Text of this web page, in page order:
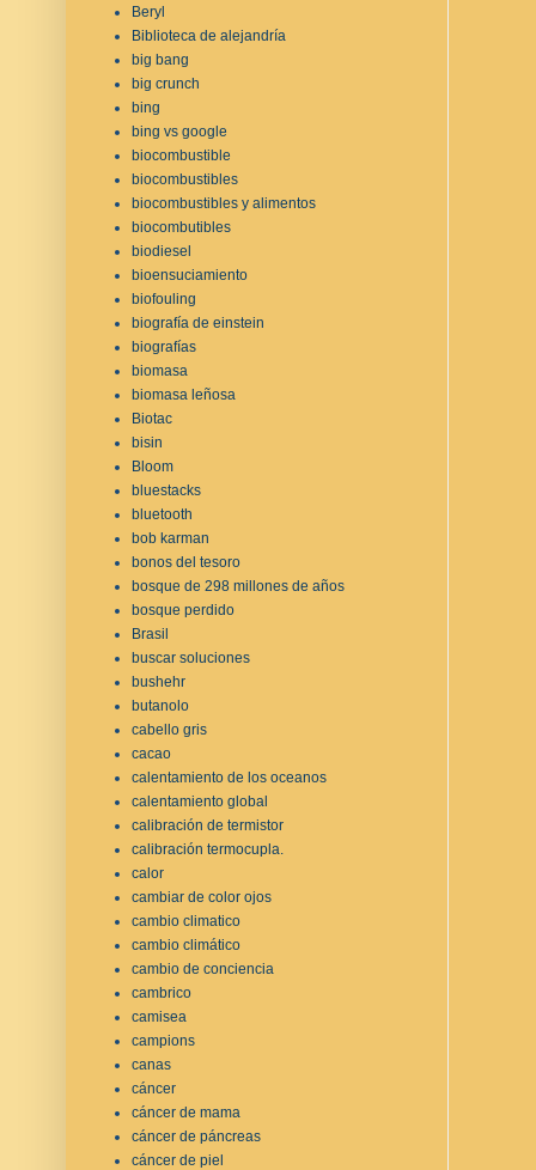
Beryl
Biblioteca de alejandría
big bang
big crunch
bing
bing vs google
biocombustible
biocombustibles
biocombustibles y alimentos
biocombutibles
biodiesel
bioensuciamiento
biofouling
biografía de einstein
biografías
biomasa
biomasa leñosa
Biotac
bisin
Bloom
bluestacks
bluetooth
bob karman
bonos del tesoro
bosque de 298 millones de años
bosque perdido
Brasil
buscar soluciones
bushehr
butanolo
cabello gris
cacao
calentamiento de los oceanos
calentamiento global
calibración de termistor
calibración termocupla.
calor
cambiar de color ojos
cambio climatico
cambio climático
cambio de conciencia
cambrico
camisea
campions
canas
cáncer
cáncer de mama
cáncer de páncreas
cáncer de piel